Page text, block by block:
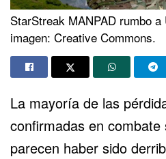
StarStreak MANPAD rumbo
imagen: Creative Commons.
La mayoría de las
confirmadas en combate
parecen haber sido